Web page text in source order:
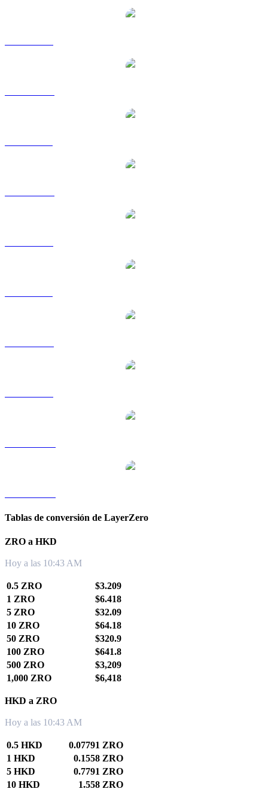
Tablas de conversión de LayerZero
ZRO a HKD
Hoy a las 10:43 AM
0.5 ZRO
$3.209
1 ZRO
$6.418
5 ZRO
$32.09
10 ZRO
$64.18
50 ZRO
$320.9
100 ZRO
$641.8
500 ZRO
$3,209
1,000 ZRO
$6,418
HKD a ZRO
Hoy a las 10:43 AM
0.5 HKD
0.07791 ZRO
1 HKD
0.1558 ZRO
5 HKD
0.7791 ZRO
10 HKD
1.558 ZRO